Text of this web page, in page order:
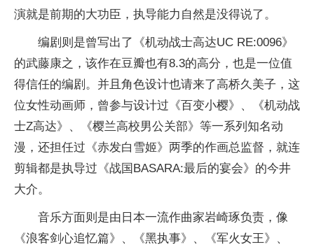
演就是前期的大功臣，执导能力自然是没得说了。
编剧则是曾写出了《机动战士高达UC RE:0096》
的武藤康之，该作在豆瓣也有8.3的高分，也是一位值
得信任的编剧。并且角色设计也请来了高桥久美子，这
位女性动画师，曾参与设计过《百变小樱》、《机动战
士Z高达》、《樱兰高校男公关部》等一系列知名动
漫，还担任过《赤发白雪姬》两季的作画总监督，就连
剪辑都是执导过《战国BASARA:最后的宴会》的今井
大介。
音乐方面则是由日本一流作曲家岩崎琢负责，像
《浪客剑心追忆篇》、《黑执事》、《军火女王》、